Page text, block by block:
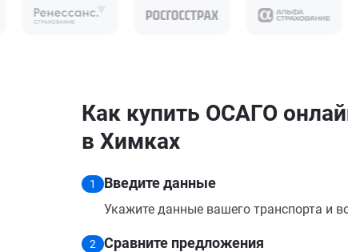
Как купить ОСАГО
в Химках
1 Введите данные
Укажите данные вашего транспорта и
2 Сравните предложения